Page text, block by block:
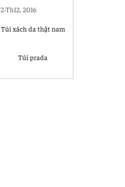
2-Th12, 2016
Túi xách da thật nam
Túi prada